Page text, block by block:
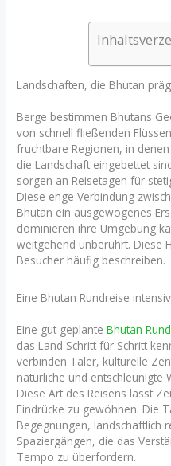
Landschaften, die Bhutan
Berge bestimmen Bhutans
von schnell fließenden
fruchtbare Regionen, in
die Landschaft eingebettet
sorgen an Reisetagen für
Diese enge Verbindung
Bhutan ein ausgewogenes
dominieren ihre Umgebung
weitgehend unberührt. Diese
Besucher häufig beschreiben.
Eine Bhutan Rundreise
Eine gut geplanteBhutan
das Land Schritt für Schritt
verbinden Täler, kulturelle
natürliche und entschleunigte
Diese Art des Reisens lässt
Eindrücke zu gewöhnen. Die
Begegnungen, landschaftlich
Spaziergängen, die das
Tempo zu überfordern.